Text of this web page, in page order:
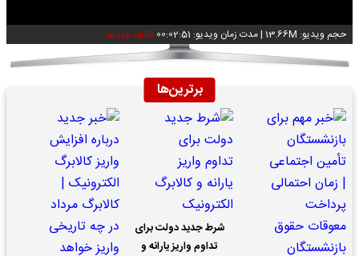
حجم ویدیو: 13.66M |مدت زمان ویدیو: 00:02:51 دانلود ویدیو
برترین‌ها
شرط جدید دولت برای
تداوم واریز یارانه و